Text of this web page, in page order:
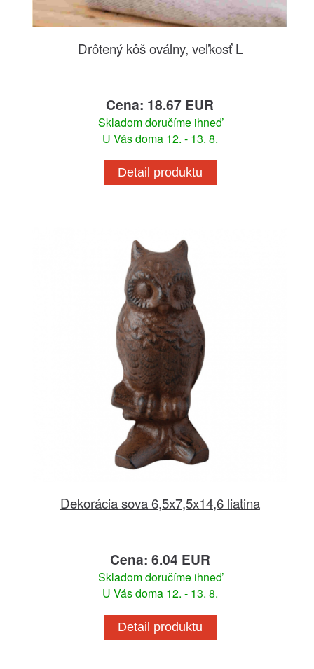
Drôtený kôš oválny, veľkosť L
Cena: 18.67 EUR
Skladom doručíme ihneď
U Vás doma 12. - 13. 8.
Detail produktu
Dekorácia sova 6,5x7,5x14,6 liatina
Cena: 6.04 EUR
Skladom doručíme ihneď
U Vás doma 12. - 13. 8.
Detail produktu